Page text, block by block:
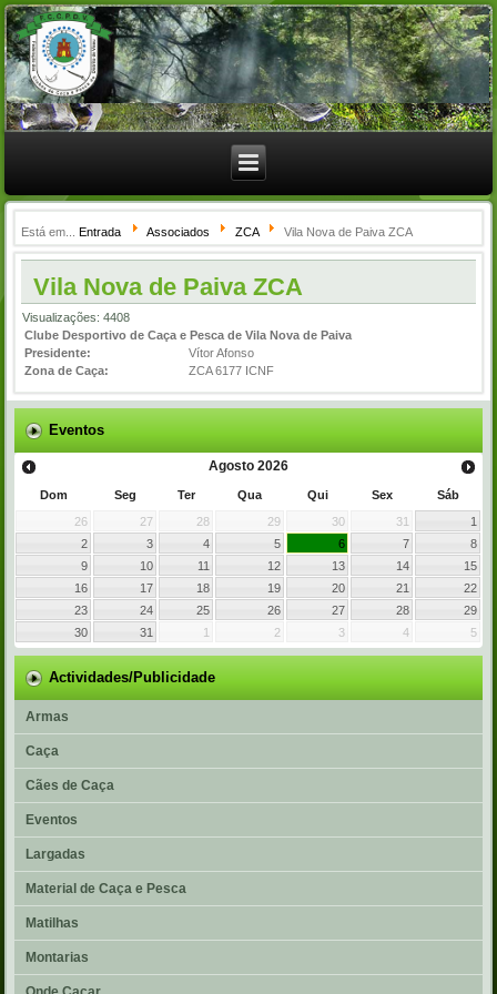
Está em...Entrada Associados ZCA Vila Nova de Paiva ZCA
Vila Nova de Paiva ZCA
Visualizações: 4408
Clube Desportivo de Caça e Pesca de Vila Nova de Paiva
Presidente:
Vítor Afonso
Zona de Caça:
ZCA 6177 ICNF
Eventos
Agosto 2026
Dom Seg Ter Qua Qui Sex
Sáb
26
27 28 29 30 31
1
2
3 4 5 6 7
8
9
10 11 12 13 14
15
16
17 18 19 20 21
22
23
24 25 26 27 28
29
30
31 1 2 3 4 5
Actividades/Publicidade
Armas
Caça
Cães de Caça
Eventos
Largadas
Material de Caça e Pesca
Matilhas
Montarias